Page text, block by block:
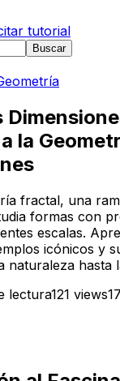
tutorial
Buscar
la
fractal, una
formas con
escalas.
icónicos y
naturaleza hasta
lectura121 views